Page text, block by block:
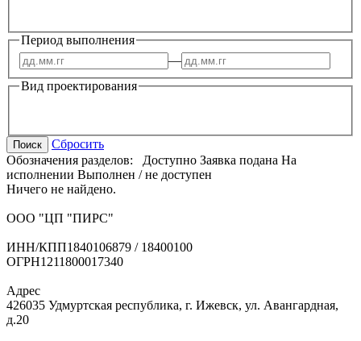
—
Период выполнения
Вид проектирования
Поиск
Сбросить
Обозначения разделов: Доступно Заявка подана На
исполнении Выполнен / не доступен
Ничего не найдено.
ООО "ЦП "ПИРС"
ИНН/КПП1840106879 / 18400100
ОГРН1211800017340
Адрес
426035 Удмуртская республика, г. Ижевск, ул. Авангардная,
д.20